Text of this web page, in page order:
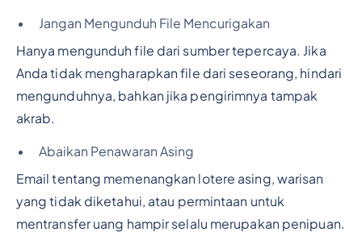
Jangan Mengunduh File Mencurigakan
Hanya mengunduh file dari sumber tepercaya. Jika
Anda tidak mengharapkan file dari seseorang, hindari
mengunduhnya, bahkan jika pengirimnya tampak
akrab.
Abaikan Penawaran Asing
Email tentang memenangkan lotere asing, warisan
yang tidak diketahui, atau permintaan untuk
mentransfer uang hampir selalu merupakan penipuan.